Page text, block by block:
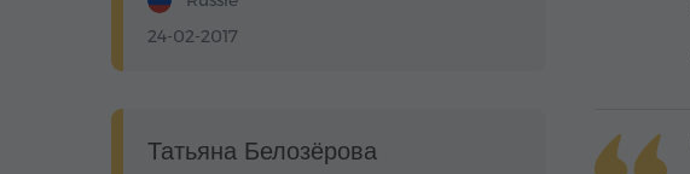
24-02-2017
Татьяна Белозёрова